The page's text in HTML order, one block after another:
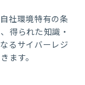
社環境特有の条
得られた知識・
るサイバーレジ
ます。